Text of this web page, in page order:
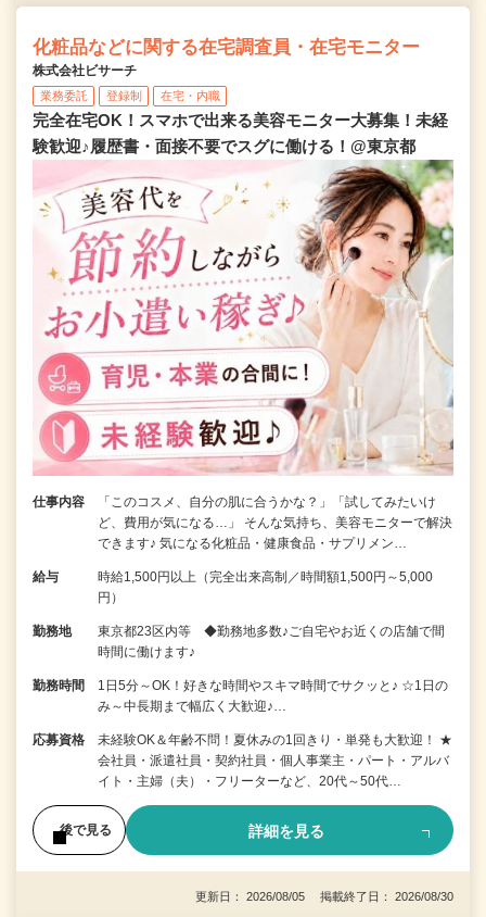
化粧品などに関する在宅調査員・在宅モニター
株式会社ビサーチ
業務委託 登録制 在宅・内職
完全在宅OK！スマホで出来る美容モニター大募集！未経
験歓迎♪履歴書・面接不要でスグに働ける！@東京都
仕事内容
「このコスメ、自分の肌に合うかな？」「試してみたいけ
ど、費用が気になる…」 そんな気持ち、美容モニターで解決
できます♪ 気になる化粧品・健康食品・サプリメン…
給与
時給1,500円以上（完全出来高制／時間額1,500円～5,000
円）
勤務地
東京都23区内等 ◆勤務地多数♪ご自宅やお近くの店舗で間
時間に働けます♪
勤務時間
1日5分～OK！好きな時間やスキマ時間でサクッと♪ ☆1日の
み～中長期まで幅広く大歓迎♪…
応募資格
未経験OK＆年齢不問！夏休みの1回きり・単発も大歓迎！ ★
会社員・派遣社員・契約社員・個人事業主・パート・アルバ
イト・主婦（夫）・フリーターなど、20代～50代…
後で見る 詳細を見る
更新日： 2026/08/05 掲載終了日： 2026/08/30